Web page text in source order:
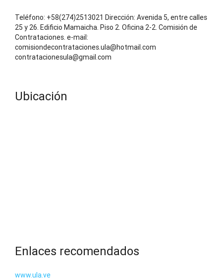
Teléfono: +58(274)2513021 Dirección: Avenida 5, entre calles
25 y 26. Edificio Mamaicha. Piso 2. Oficina 2-2. Comisión de
Contrataciones. e-mail:
comisiondecontrataciones.ula@hotmail.com
contratacionesula@gmail.com
Ubicación
Enlaces recomendados
www.ula.ve